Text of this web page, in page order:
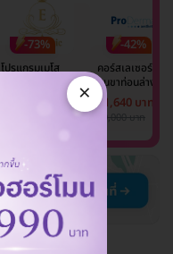
-73%
โปรแกรมเมโส
จำนวนซีซีขึ้นอยู่กับ
แพทย์ประเมิน เพื่อ
-42%
คอร์สเลเซอร์กำจั
ขนขาท่อนล่าง 2
ข้าง 5 ครั้ง ด้วย
เลเซอร์
11,640 บาท
20,000 บาท
×